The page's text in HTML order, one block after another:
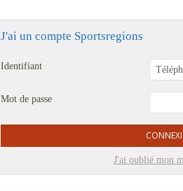
J'ai un compte Sportsregions
Identifiant
Mot de passe
J'ai oublié mon